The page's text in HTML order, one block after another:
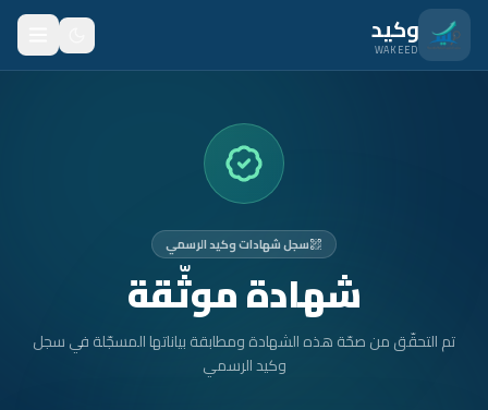
انتقل للمحتوى الرئيسي
وكيد
WAKEED
المتدربون
سجل شهادات وكيد الرسمي
شهادة موثّقة
تم التحقّق من صحّة هذه الشهادة ومطابقة بياناتها المسجّلة في سجل
وكيد الرسمي